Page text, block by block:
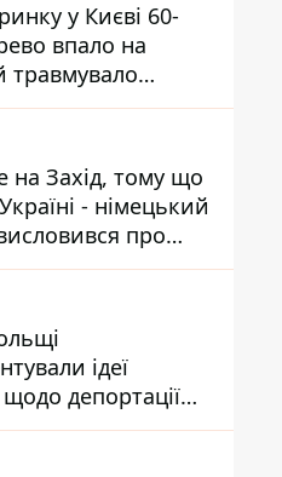
у Києві 60-
впало на
травмувало
на Захід, тому що
- німецький
про
ідеї
щодо депортації
чоловіків -